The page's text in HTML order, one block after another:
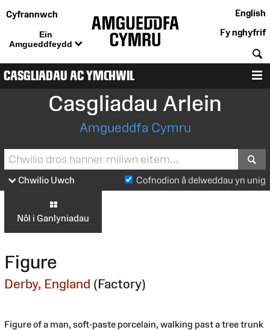
Cyfrannwch
Ein
Amgueddfeydd
English
Fy nghyfrif
CASGLIADAU AC YMCHWIL
Casgliadau Arlein
Amgueddfa Cymru
Chwilio Uwch Cofnodion â delweddau yn unig
Nôl i Ganlyniadau
Figure
Derby, England (Factory)
Figure of a man, soft-paste porcelain, walking past a tree trunk